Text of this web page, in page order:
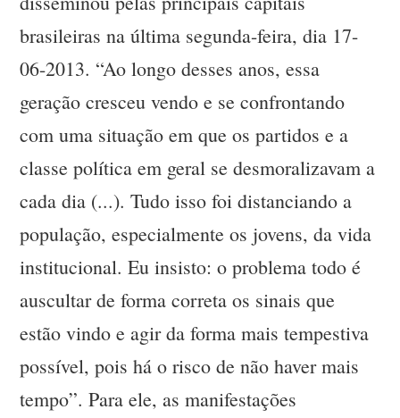
brasileiras na última segunda-feira, dia 17-
06-2013. “Ao longo desses anos, essa
geração cresceu vendo e se confrontando
com uma situação em que os partidos e a
classe política em geral se desmoralizavam a
cada dia (...). Tudo isso foi distanciando a
população, especialmente os jovens, da vida
institucional. Eu insisto: o problema todo é
auscultar de forma correta os sinais que
estão vindo e agir da forma mais tempestiva
possível, pois há o risco de não haver mais
tempo”. Para ele, as manifestações